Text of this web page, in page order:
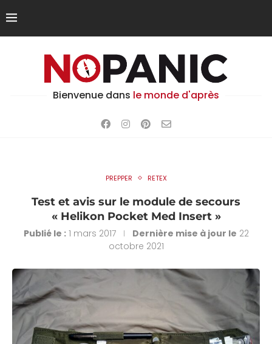
Bienvenue dans le monde d'après
PREPPER RETEX
Test et avis sur le module de secours
« Helikon Pocket Med Insert »
Publié le : 1 mars 2017 Dernière mise à jour le 22
octobre 2021